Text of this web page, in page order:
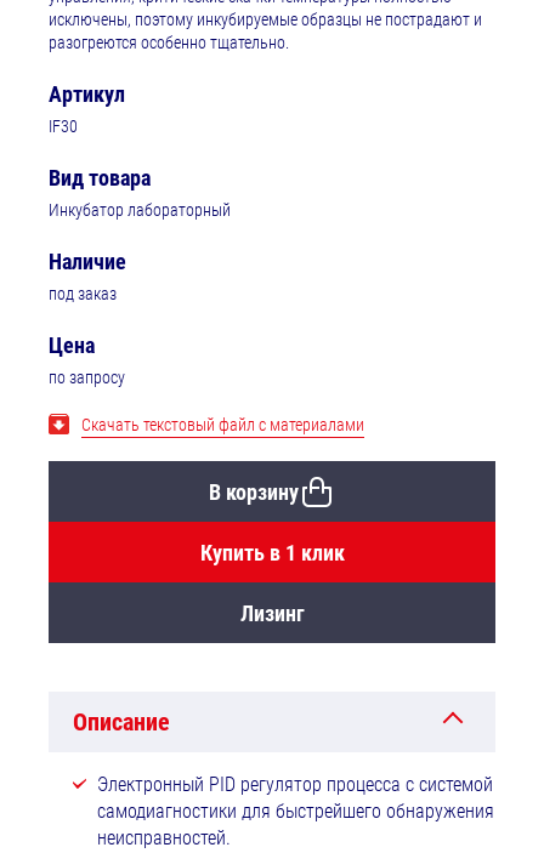
исключены, поэтому инкубируемые образцы не пострадают и
разогреются особенно тщательно.
Артикул
IF30
Вид товара
Инкубатор лабораторный
Наличие
под заказ
Цена
по запросу
Скачать текстовый файл с материалами
В корзину
Купить в 1 клик
Лизинг
Описание
Электронный PID регулятор процесса с системой
самодиагностики для быстрейшего обнаружения
неисправностей.